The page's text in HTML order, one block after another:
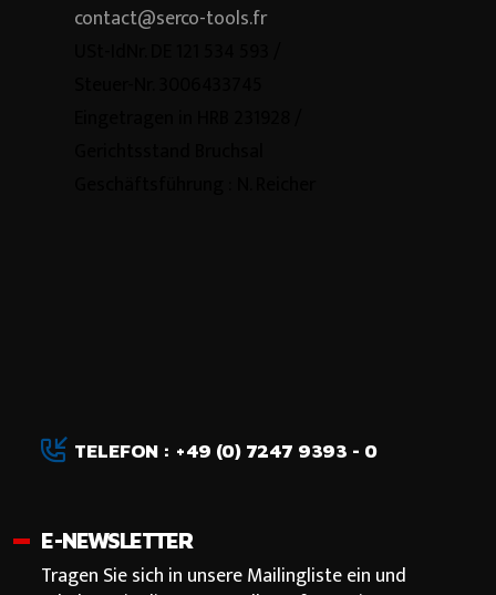
contact@serco-tools.fr
TELEFON : +49 (0) 7247 9393 - 0
E-NEWSLETTER
Tragen Sie sich in unsere Mailingliste ein und